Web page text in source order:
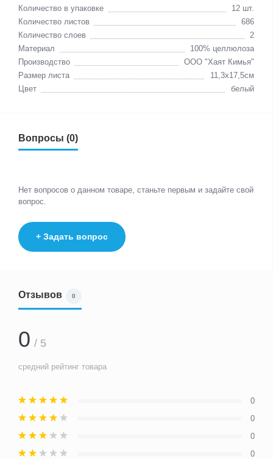
Количество в упаковке
12 шт.
Количество листов
686
Количество слоев
2
Материал
100% целлюлоза
Производство
ООО "Хаят Кимья"
Размер листа
11,3х17,5см
Цвет
белый
Вопросы (0)
Нет вопросов о данном товаре, станьте первым и задайте свой
вопрос.
+ Задать вопрос
Отзывов 0
0 / 5
средний рейтинг товара
0
0
0
0